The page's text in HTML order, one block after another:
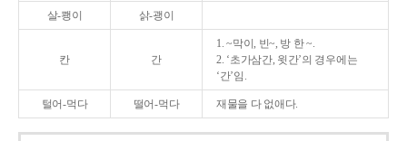
살-쾡이 삵-괭이
칸 간
1. ~막이, 빈~, 방 한 ~.
2. ‘초가삼간, 윗간’의 경우에는
‘간’임.
털어-먹다 떨어-먹다 재물을 다 없애다.